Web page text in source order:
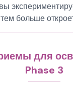
больше
для
Phase 3